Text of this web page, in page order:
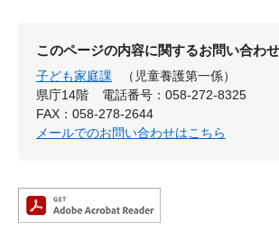
このページの内容に関するお問い合わ
子ども家庭課
（児童養護第一係）
県庁14階
電話番号：058-272-8325
FAX：058-278-2644
メールでのお問い合わせはこちら